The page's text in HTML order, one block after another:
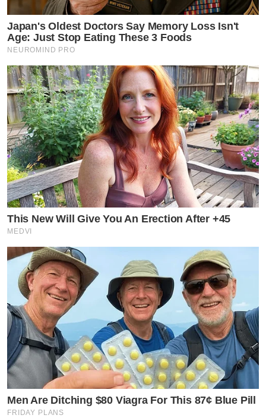
Japan's Oldest Doctors Say Memory Loss Isn't
Age: Just Stop Eating These 3 Foods
NEUROMIND PRO
This New Will Give You An Erection After +45
MEDVI
Men Are Ditching $80 Viagra For This 87¢ Blue Pill
FRIDAY PLANS